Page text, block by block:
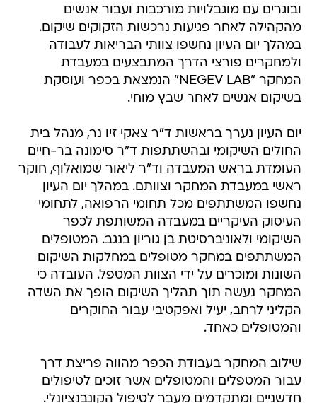
ובוגרים עם מוגבלויות מורכבות ועבור אנשים
מהקהילה לאחר פגיעות נרכשות הזקוקים שיקום.
במהלך יום העיון נחשפו צוותי הבריאות לעבודה
ולמחקרים פורצי הדרך המתבצעים במעבדת
המחקר "NEGEV LAB" הנמצאת בכפר ועוסקת
בשיקום אנשים לאחר שבץ מוחי.
יום העיון נערך בראשות ד"ר צאקי זיו נר, מנהל בית
החולים השיקומי ובהשתתפות ד"ר סימונה בר-חיים
העומדת בראש המעבדה וד"ר ליאור שמואלוף, חוקר
ראשי במעבדת המחקר וצוותם. במהלך יום העיון
נחשפו המשתתפים מכל תחומי הרפואה, לתחומי
העיסוק העיקריים במעבדה המשותפת לכפר
השיקומי ולאוניברסיטת בן גוריון בנגב. המטופלים
המשתתפים במחקר מטופלים במחלקות השיקום
השונות ומוכרים על ידי הצוות המטפל. העובדה כי
המחקר נעשה תוך תהליך השיקום הופך את השדה
הקליני לרחב, יעיל ואפקטיבי עבור החוקרים
והמטופלים כאחד.
שילוב המחקר בעבודת הכפר מהווה פריצת דרך
עבור המטפלים והמטופלים אשר זוכים לטיפולים
חדשניים ומתקדמים מעבר לטיפול הקונבנציונלי.